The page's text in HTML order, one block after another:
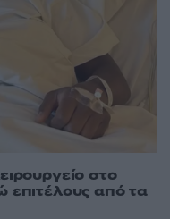
στο
επιτέλους από τα